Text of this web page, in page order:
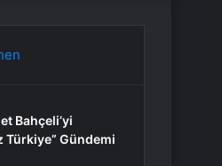
Bahçeli’yi
Türkiye” Gündemi